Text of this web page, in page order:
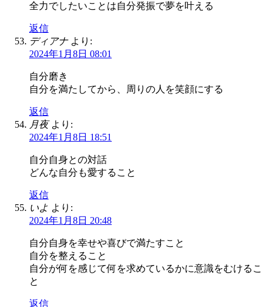
全力でしたいことは自分発振で夢を叶える
返信
ディアナ より:
2024年1月8日 08:01
自分磨き
自分を満たしてから、周りの人を笑顔にする
返信
月夜 より:
2024年1月8日 18:51
自分自身との対話
どんな自分も愛すること
返信
いよ より:
2024年1月8日 20:48
自分自身を幸せや喜びで満たすこと
自分を整えること
自分が何を感じて何を求めているかに意識をむけるこ
と
返信